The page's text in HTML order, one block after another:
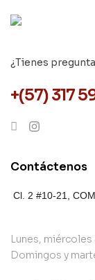
¿Tienes
+(57) 317
Contáctenos
Cl. 2 #10-21,
Lunes, miércoles
Domingos y